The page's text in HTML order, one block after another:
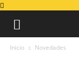
Inicio Novedades